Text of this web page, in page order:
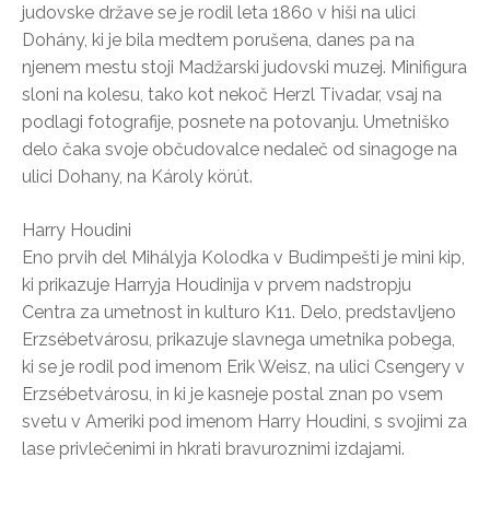
judovske države se je rodil leta 1860 v hiši na ulici
Dohány, ki je bila medtem porušena, danes pa na
njenem mestu stoji Madžarski judovski muzej. Minifigura
sloni na kolesu, tako kot nekoč Herzl Tivadar, vsaj na
podlagi fotografije, posnete na potovanju. Umetniško
delo čaka svoje občudovalce nedaleč od sinagoge na
ulici Dohany, na Károly körút.
Harry Houdini
Eno prvih del Mihályja Kolodka v Budimpešti je mini kip,
ki prikazuje Harryja Houdinija v prvem nadstropju
Centra za umetnost in kulturo K11. Delo, predstavljeno
Erzsébetvárosu, prikazuje slavnega umetnika pobega,
ki se je rodil pod imenom Erik Weisz, na ulici Csengery v
Erzsébetvárosu, in ki je kasneje postal znan po vsem
svetu v Ameriki pod imenom Harry Houdini, s svojimi za
lase privlečenimi in hkrati bravuroznimi izdajami.